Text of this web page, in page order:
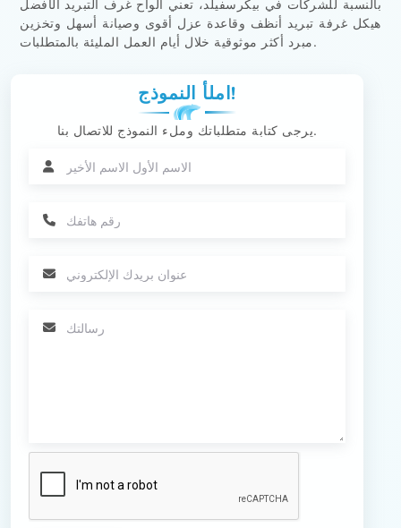
بالنسبة للشركات في بيكرسفيلد، تعني ألواح غرف التبريد الأفضل
هيكل غرفة تبريد أنظف وقاعدة عزل أقوى وصيانة أسهل وتخزين
مبرد أكثر موثوقية خلال أيام العمل المليئة بالمتطلبات.
املأ النموذج!
يرجى كتابة متطلباتك وملء النموذج للاتصال بنا.